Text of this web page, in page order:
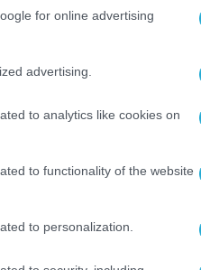
for online advertising
advertising.
to analytics like cookies on
to functionality of the website
to personalization.